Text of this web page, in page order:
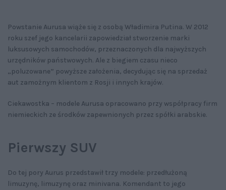
Powstanie Aurusa wiąże się z osobą Władimira Putina. W 2012
roku szef jego kancelarii zapowiedział stworzenie marki
luksusowych samochodów, przeznaczonych dla najwyższych
urzędników państwowych. Ale z biegiem czasu nieco
„poluzowane” powyższe założenia, decydując się na sprzedaż
aut zamożnym klientom z Rosji i innych krajów.
Ciekawostka – modele Aurusa opracowano przy współpracy firm
niemieckich ze środków zapewnionych przez spółki arabskie.
Pierwszy SUV
Do tej pory Aurus przedstawił trzy modele: przedłużoną
limuzynę, limuzynę oraz minivana. Komendant to jego